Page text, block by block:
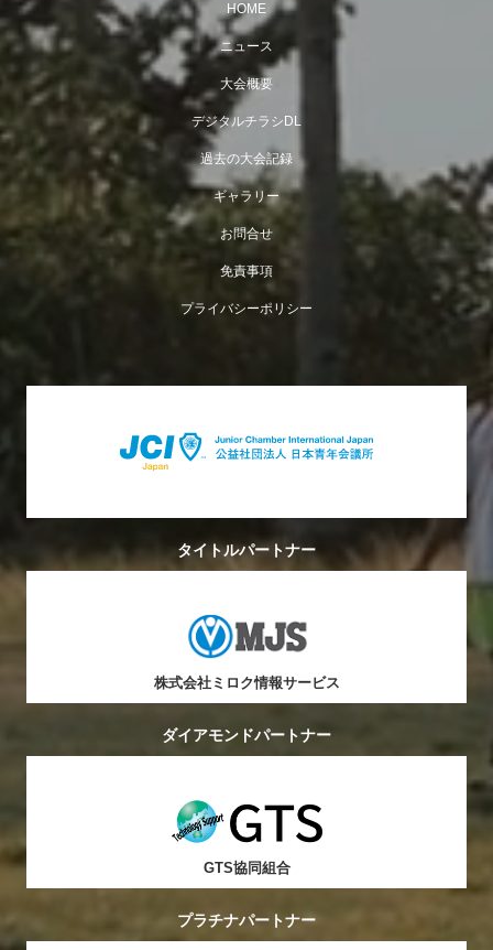
HOME
ニュース
大会概要
デジタルチラシDL
過去の大会記録
ギャラリー
お問合せ
免責事項
プライバシーポリシー
タイトルパートナー
株式会社ミロク情報サービス
ダイアモンドパートナー
GTS協同組合
プラチナパートナー